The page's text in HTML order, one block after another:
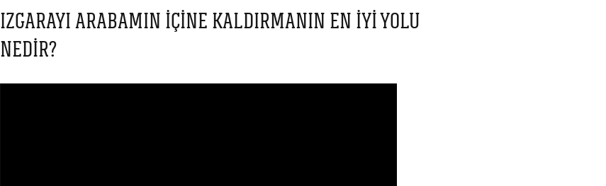
IZGARAYI ARABAMIN IÇINE KALDIRMANIN EN IYI YOLU
NEDIR?